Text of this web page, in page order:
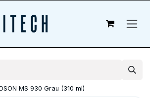
MS 930 Grau (310 ml)